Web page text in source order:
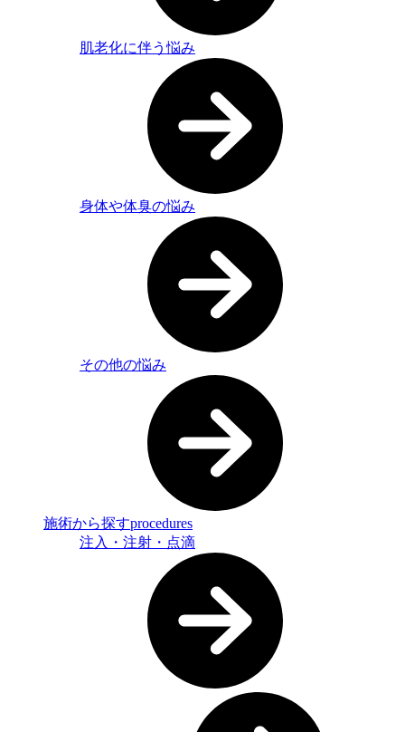
肌老化に伴う悩み
身体や体臭の悩み
その他の悩み
施術から探すprocedures
注入・注射・点滴